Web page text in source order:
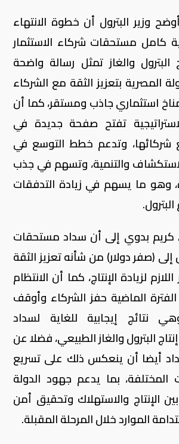
وزير البترول أن خطوة الانتهاء
كامل مستحقات شركاء الاستثمار
البترول والغاز تمثل رسالة واضحة
المصرية بتعزيز الثقة مع الشركاء
استثماري جاذب ومستقر، كما أن
تفتح صفحة جديدة في
شركائها، وتدعم خطط التوسع في
والتنمية، وتسهم في جذب
وهو ما يسهم في زيادة التدفقات
كريم بدوي إلى أن سداد مستحقات
(صفر دولار) من شأنه تعزيز الثقة
لزيادة الإنتاج، كما أن الانتظام
الماضية حفز الشركاء وأوقف
نتائج إيجابية للغاية لسداد
البترول والغاز الطبيعي، فضلا عن
أيضا أن ينعكس ذلك على تسريع
المختلفة، بما يدعم جهود الدولة
الإنتاج والاستهلاك وتحقيق أمن
الموارد خلال المرحلة المقبلة.